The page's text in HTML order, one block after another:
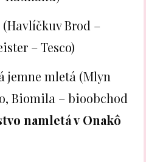
Brod –
– Tesco)
jemne mletá (Mlyn
Biomila – bioobchod
namletá v Onakô